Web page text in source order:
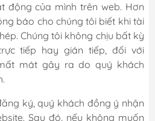
động của mình trên web. Hơn
báo cho chúng tôi biết khi tài
Chúng tôi không chịu bất kỳ
tiếp hay gián tiếp, đối với
mát gây ra do quý khách
ký, quý khách đồng ý nhận
Sau đó, nếu không muốn